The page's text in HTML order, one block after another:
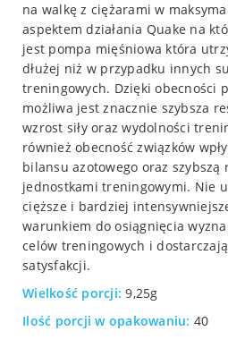
na walkę z ciężarami w
aspektem działania Quake na
jest pompa mięśniowa która
dłużej niż w przypadku innych
treningowych. Dzięki obecności
możliwa jest znacznie szybsza
wzrost siły oraz wydolności
również obecność związków
bilansu azotowego oraz
jednostkami treningowymi. Nie
cięższe i bardziej
warunkiem do osiągnięcia
celów treningowych i
satysfakcji.
Wielkość porcji: 9,25g
Ilość porcji w opakowaniu: 40